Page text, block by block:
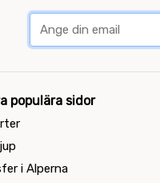
populära sidor
i Alperna